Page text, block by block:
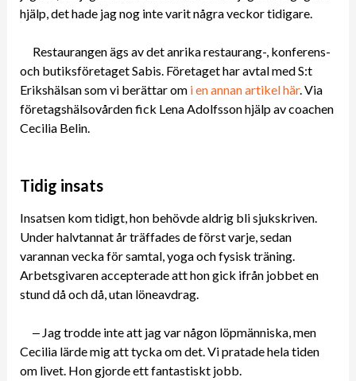
hjälp, det hade jag nog inte varit några veckor tidigare.
Restaurangen ägs av det anrika restaurang-, konferens-
och butiksföretaget Sabis. Företaget har avtal med S:t
Erikshälsan som vi berättar om i en annan artikel här. Via
företagshälsovården fick Lena Adolfsson hjälp av coachen
Cecilia Belin.
Tidig insats
Insatsen kom tidigt, hon behövde aldrig bli sjukskriven.
Under halvtannat år träffades de först varje, sedan
varannan vecka för samtal, yoga och fysisk träning.
Arbetsgivaren accepterade att hon gick ifrån jobbet en
stund då och då, utan löneavdrag.
‒ Jag trodde inte att jag var någon löpmänniska, men
Cecilia lärde mig att tycka om det. Vi pratade hela tiden
om livet. Hon gjorde ett fantastiskt jobb.